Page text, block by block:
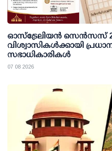
ഓസ്ട്രേലിയൻ സെൻസസ്
വിശ്വാസികൾക്കായി
സഭാധികാരികൾ
07 08 2026